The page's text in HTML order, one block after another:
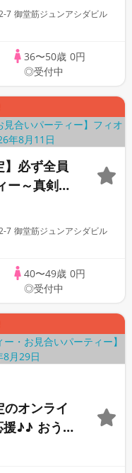
7 御堂筋ジュンアシダビル
36〜50歳 0円
◎受付中
必ず全員
ー～真剣な
7 御堂筋ジュンアシダビル
40〜49歳 0円
◎受付中
オンライ
♪♪ おう
方が対象